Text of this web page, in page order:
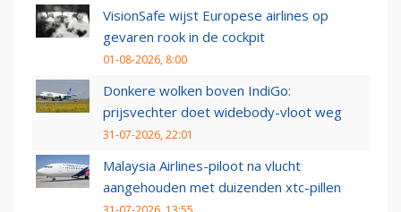
VisionSafe wijst Europese airlines op
gevaren rook in de cockpit
01-08-2026, 8:00
Donkere wolken boven IndiGo:
prijsvechter doet widebody-vloot weg
31-07-2026, 22:01
Malaysia Airlines-piloot na vlucht
aangehouden met duizenden xtc-pillen